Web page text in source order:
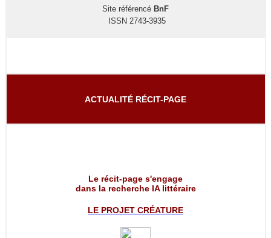
Site référencé BnF
ISSN 2743-3935
ACTUALITÉ RÉCIT-PAGE
Le récit-page s'engage
dans la recherche IA littéraire
LE PROJET CRÉATURE